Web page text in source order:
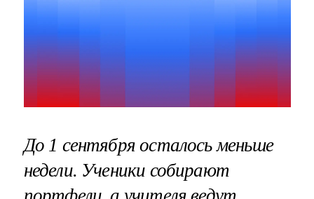
До 1 сентября осталось меньше
недели. Ученики собирают